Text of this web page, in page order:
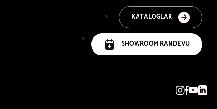
KATALOGLAR
SHOWROOM RANDEVU